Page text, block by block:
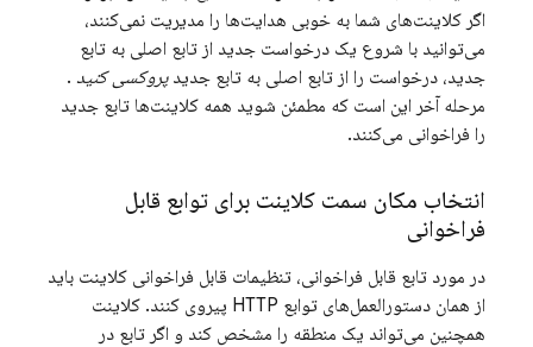
اگر کلاینت‌های شما به خوبی هدایت‌ها را مدیریت نمی‌کنند،
می‌توانید با شروع یک درخواست جدید از تابع اصلی به تابع
جدید، درخواست را از تابع اصلی به تابع جدیدپروکسی کنید .
مرحله آخر این است که مطمئن شوید همه کلاینت‌ها تابع جدید
را فراخوانی می‌کنند.
انتخاب مکان سمت کلاینت برای توابع قابل
فراخوانی
در مورد تابع قابل فراخوانی، تنظیمات قابل فراخوانی کلاینت باید
از همان دستورالعمل‌های توابع HTTP پیروی کنند. کلاینت
همچنین می‌تواند یک منطقه را مشخص کند و اگر تابع در